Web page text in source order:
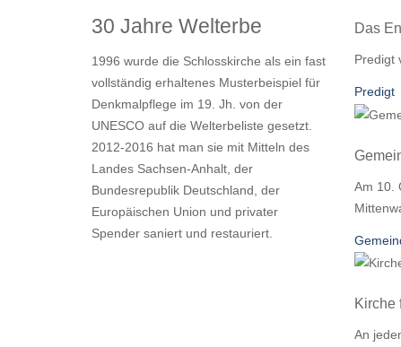
30 Jahre Welterbe
1996 wurde die Schlosskirche als ein fast
vollständig erhaltenes Musterbeispiel für
Denkmalpflege im 19. Jh. von der
UNESCO auf die Welterbeliste gesetzt.
2012-2016 hat man sie mit Mitteln des
Landes Sachsen-Anhalt, der
Bundesrepublik Deutschland, der
Europäischen Union und privater
Spender saniert und restauriert.
Das
Predigt
Predigt
Am 10.
Kirche
An